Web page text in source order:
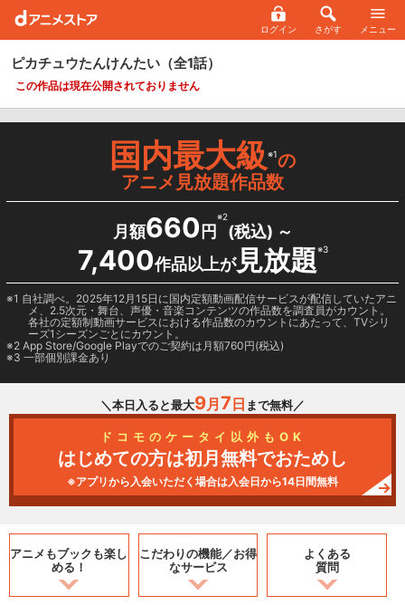
ログイン さがす メニュー
ピカチュウたんけんたい （全1話）
この作品は現在公開されておりません
国内最大級※1の
アニメ見放題作品数
月額660 円
※2
(税込) ～
7,400作品以上が見放題※3
1 自社調べ。2025年12月15日に国内定額動画配信サービスが配信していたアニ
メ、2.5次元・舞台、声優・音楽コンテンツの作品数を調査員がカウント。
各社の定額制動画サービスにおける作品数のカウントにあたって、TVシリ
ーズ1シーズンごとにカウント。
2 App Store/Google Playでのご契約は月額760円(税込)
3 一部個別課金あり
＼本日入ると最大9月 7 日 まで無料／
ドコモのケータイ以外もOK
はじめての方は初月無料でおためし
※アプリから入会いただく場合は入会日から14日間無料
アニメもブックも楽し
める！
こだわりの機能／お得
なサービス
よくある
質問